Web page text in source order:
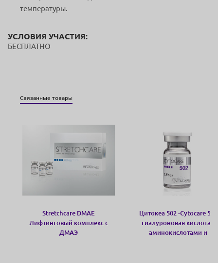
температуры.
УСЛОВИЯ УЧАСТИЯ:
БЕСПЛАТНО
Связанные товары
Stretchcare DMAE
Лифтинговый комплекс с
ДМАЭ
Цитокеа 502 -Cytocare 502
гиалуроновая кислота с
аминокислотами и